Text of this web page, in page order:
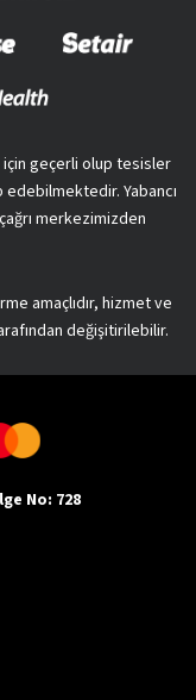
için geçerli olup tesisler
Yabancı
merkezimizden
amaçlıdır, hizmet ve
değişitirilebilir.
No: 728